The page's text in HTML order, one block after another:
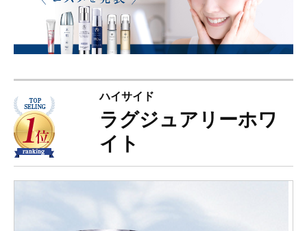
ハイサイド
ラグジュアリーホワ
イト